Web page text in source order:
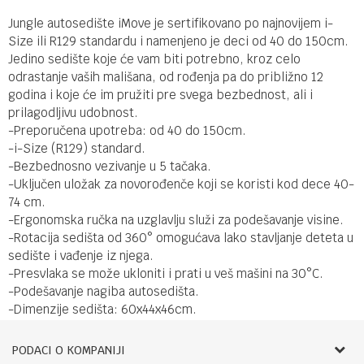
Jungle autosedište iMove je sertifikovano po najnovijem i-
Size ili R129 standardu i namenjeno je deci od 40 do 150cm.
Jedino sedište koje će vam biti potrebno, kroz celo
odrastanje vaših mališana, od rođenja pa do približno 12
godina i koje će im pružiti pre svega bezbednost, ali i
prilagodljivu udobnost.
-Preporučena upotreba: od 40 do 150cm.
-i-Size (R129) standard.
-Bezbednosno vezivanje u 5 tačaka.
-Uključen uložak za novorođenče koji se koristi kod dece 40-
74 cm.
-Ergonomska ručka na uzglavlju služi za podešavanje visine.
-Rotacija sedišta od 360° omogućava lako stavljanje deteta u
sedište i vađenje iz njega.
-Presvlaka se može ukloniti i prati u veš mašini na 30°C.
-Podešavanje nagiba autosedišta.
-Dimenzije sedišta: 60x44x46cm.
PODACI O KOMPANIJI